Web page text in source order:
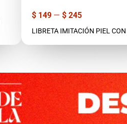
Precio
$ 149 — $ 245
LIBRETA IMITACIÓN PIEL